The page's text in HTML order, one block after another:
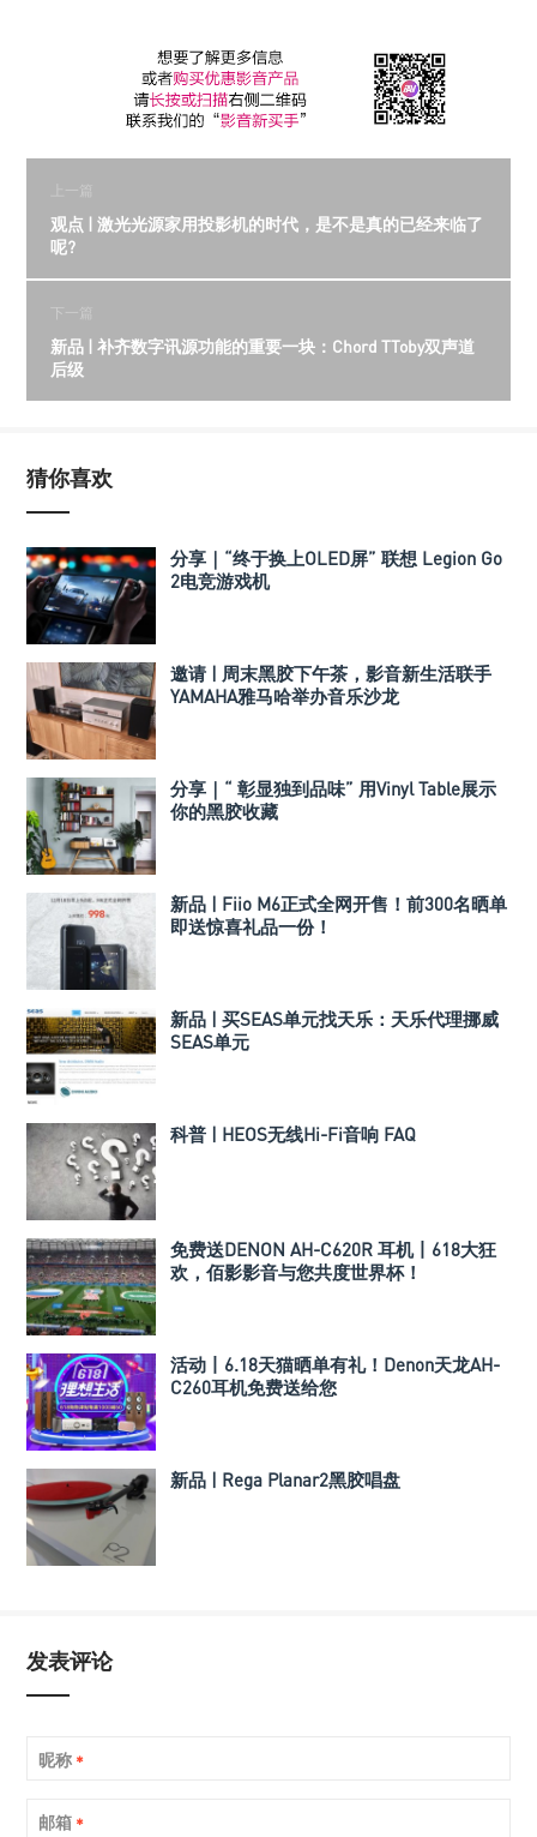
上一篇
观点 | 激光光源家用投影机的时代，是不是真的已经来临了
呢?
下一篇
新品 | 补齐数字讯源功能的重要一块：Chord TToby双声道
后级
猜你喜欢
分享｜“终于换上OLED屏” 联想 Legion Go
2电竞游戏机
邀请 | 周末黑胶下午茶，影音新生活联手
YAMAHA雅马哈举办音乐沙龙
分享｜“ 彰显独到品味” 用Vinyl Table展示
你的黑胶收藏
新品 | Fiio M6正式全网开售！前300名晒单
即送惊喜礼品一份！
新品 | 买SEAS单元找天乐：天乐代理挪威
SEAS单元
科普 | HEOS无线Hi-Fi音响 FAQ
免费送DENON AH-C620R 耳机丨618大狂
欢，佰影影音与您共度世界杯！
活动丨6.18天猫晒单有礼！Denon天龙AH-
C260耳机免费送给您
新品 | Rega Planar2黑胶唱盘
发表评论
昵称 *
邮箱 *